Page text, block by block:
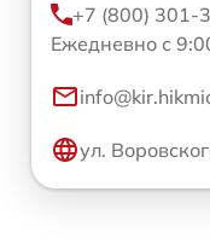
+7 (800) 301-
Ежедневно с
ул.